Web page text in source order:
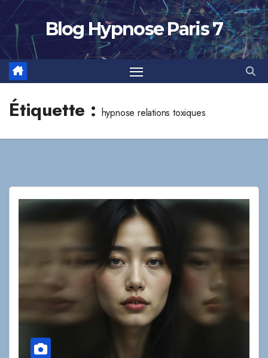
Skip
content
Blog Hypnose Paris 7
Étiquette : hypnose relations toxiques